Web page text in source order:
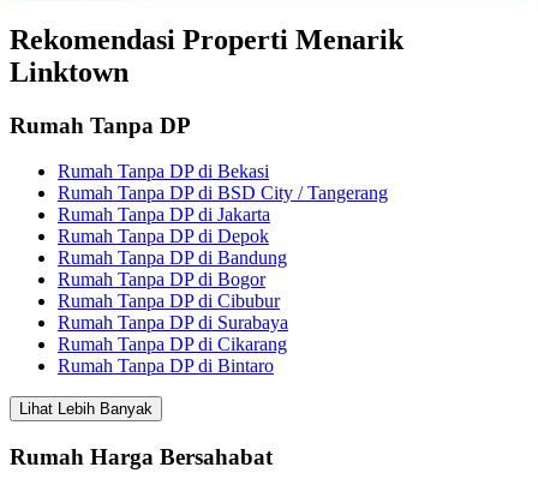
Rekomendasi Properti Menarik
Linktown
Rumah Tanpa DP
Rumah Tanpa DP di Bekasi
Rumah Tanpa DP di BSD City / Tangerang
Rumah Tanpa DP di Jakarta
Rumah Tanpa DP di Depok
Rumah Tanpa DP di Bandung
Rumah Tanpa DP di Bogor
Rumah Tanpa DP di Cibubur
Rumah Tanpa DP di Surabaya
Rumah Tanpa DP di Cikarang
Rumah Tanpa DP di Bintaro
Lihat Lebih Banyak
Rumah Harga Bersahabat